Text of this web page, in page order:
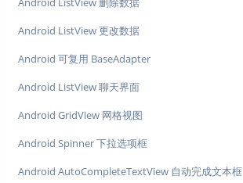
Android ListView 更改数据
Android 可复用 BaseAdapter
Android ListView 聊天界面
Android GridView 网格视图
Android Spinner 下拉选项框
Android AutoCompleteTextView 自动完成文本框